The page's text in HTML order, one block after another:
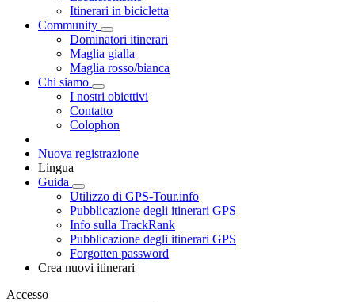
Itinerari in bicicletta
Community
Dominatori itinerari
Maglia gialla
Maglia rosso/bianca
Chi siamo
I nostri obiettivi
Contatto
Colophon
Nuova registrazione
Lingua
Guida
Utilizzo di GPS-Tour.info
Pubblicazione degli itinerari GPS
Info sulla TrackRank
Pubblicazione degli itinerari GPS
Forgotten password
Crea nuovi itinerari
Accesso